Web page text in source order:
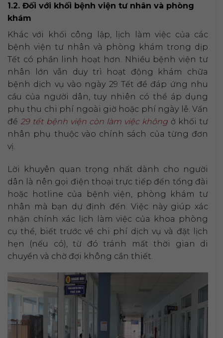
1.2. Đối với khối bệnh viện tư nhân và phòng
khám
Khác với khối công lập, lịch làm việc của các
bệnh viện tư nhân và phòng khám trong dịp
Tết có phần linh hoạt hơn. Nhiều bệnh viện tư
nhân lớn vẫn duy trì hoạt động khám chữa
bệnh dịch vụ vào ngày 29 Tết để đáp ứng nhu
cầu của người dân, tuy nhiên có thể áp dụng
phụ thu chi phí ngoài giờ hoặc phí ngày lễ. Vấn
đề 29 tết bệnh viện còn làm việc không ở khối tư
nhân phụ thuộc vào chính sách của từng đơn
vị.
Lời khuyên quan trọng nhất dành cho người
dân là nên gọi điện thoại trực tiếp đến tổng đài
hoặc hotline của bệnh viện, phòng khám tư
nhân mà bạn dự định đến. Việc này giúp xác
nhận chính xác lịch làm việc của khoa phòng
cụ thể, biết trước về chi phí dịch vụ và đặt lịch
hẹn (nếu có), từ đó tránh mất thời gian di
chuyển và chờ đợi không cần thiết.